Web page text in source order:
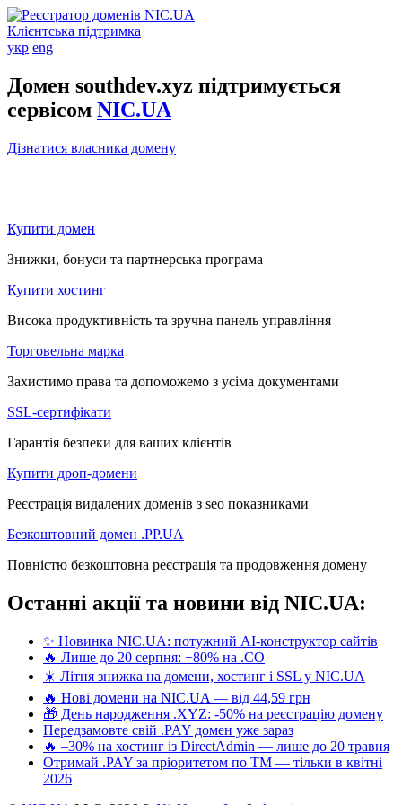
Клієнтська підтримка
укр eng
Домен southdev.xyz підтримується
сервісом NIC.UA
Дізнатися власника домену
Купити домен
Знижки, бонуси та партнерська програма
Купити хостинг
Висока продуктивність та зручна панель управління
Торговельна марка
Захистимо права та допоможемо з усіма документами
SSL-сертифікати
Гарантія безпеки для ваших клієнтів
Купити дроп-домени
Реєстрація видалених доменів з seo показниками
Безкоштовний домен .PP.UA
Повністю безкоштовна реєстрація та продовження домену
Останні акції та новини від NIC.UA:
✨ Новинка NIC.UA: потужний AI-конструктор сайтів
🔥 Лише до 20 серпня: −80% на .CO
☀️ Літня знижка на домени, хостинг і SSL у NIC.UA
🔥 Нові домени на NIC.UA — від 44,59 грн
🎁 День народження .XYZ: -50% на реєстрацію домену
Передзамовте свій .PAY домен уже зараз
🔥 –30% на хостинг із DirectAdmin — лише до 20 травня
Отримай .PAY за пріоритетом по ТМ — тільки в квітні
2026